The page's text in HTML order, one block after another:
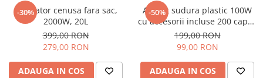
-30%
Aspirator cenusa fara sac,
2000W, 20L
399,00 RON
279,00 RON
ADAUGA IN COS
-50%
Aparat sudura plastic 100W
cu accesorii incluse 200 capse
- Echipament complet pentru
reparații profesionale
199,00 RON
99,00 RON
ADAUGA IN COS